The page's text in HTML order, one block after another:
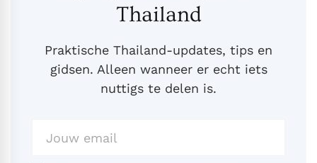
Thailand
Praktische Thailand-updates, tips en
gidsen. Alleen wanneer er echt iets
nuttigs te delen is.